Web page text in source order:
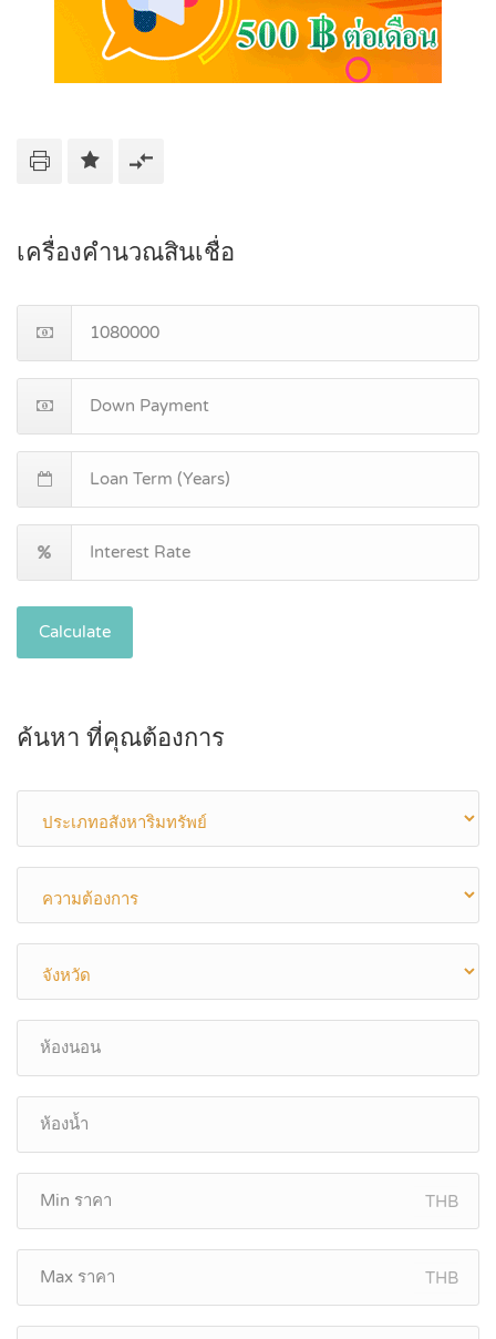
เครื่องคำนวณสินเชื่อ
Calculate
ค้นหา ที่คุณต้องการ
THB
THB